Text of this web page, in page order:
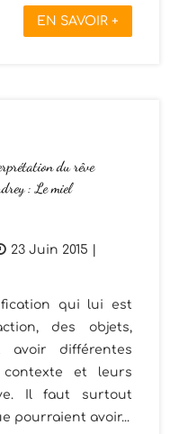
EN SAVOIR +
du rêve
: Le miel
23 Juin 2015 |
qui lui est
des objets,
avoir différentes
et leurs
Il faut surtout
pourraient avoir...